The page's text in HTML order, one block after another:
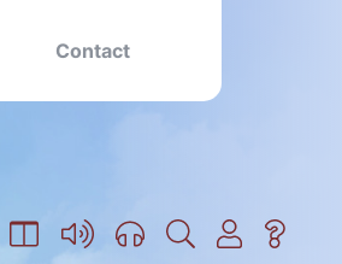
Contact